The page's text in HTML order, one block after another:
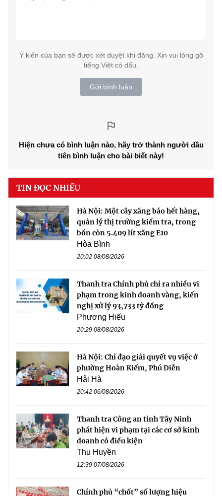
Ý kiến của bạn sẽ được xét duyệt khi đăng. Xin vui lòng gõ
tiếng Việt có dấu.
Gửi bình luận
Hiện chưa có bình luận nào, hãy trở thành người đầu
tiên bình luận cho bài biết này!
TIN ĐỌC NHIỀU
Hà Nội: Một cây xăng báo hết hàng,
quản lý thị trường kiểm tra, trong
bồn còn 5.409 lít xăng E10
Hòa Bình
20:02 08/08/2026
Thanh tra Chính phủ chỉ ra nhiều vi
phạm trong kinh doanh vàng, kiến
nghị xử lý 93,733 tỷ đồng
Phương Hiếu
20:29 08/08/2026
Hà Nội: Chỉ đạo giải quyết vụ việc ở
phường Hoàn Kiếm, Phú Diễn
Hải Hà
20:42 06/08/2026
Thanh tra Công an tỉnh Tây Ninh
phát hiện vi phạm tại các cơ sở kinh
doanh có điều kiện
Thu Huyền
12:39 07/08/2026
Chính phủ “chốt” số lượng hiệu